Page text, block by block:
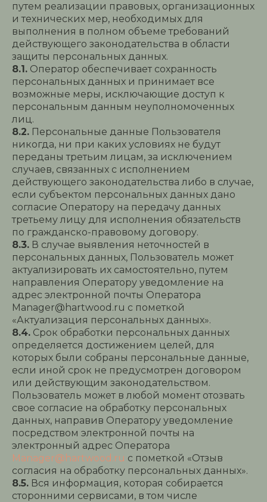
путем реализации правовых, организационных
и технических мер, необходимых для
выполнения в полном объеме требований
действующего законодательства в области
защиты персональных данных.
8.1. Оператор обеспечивает сохранность
персональных данных и принимает все
возможные меры, исключающие доступ к
персональным данным неуполномоченных
лиц.
8.2. Персональные данные Пользователя
никогда, ни при каких условиях не будут
переданы третьим лицам, за исключением
случаев, связанных с исполнением
действующего законодательства либо в случае,
если субъектом персональных данных дано
согласие Оператору на передачу данных
третьему лицу для исполнения обязательств
по гражданско-правовому договору.
8.3. В случае выявления неточностей в
персональных данных, Пользователь может
актуализировать их самостоятельно, путем
направления Оператору уведомление на
адрес электронной почты Оператора
Manager@hartwood.ru с пометкой
«Актуализация персональных данных».
8.4. Срок обработки персональных данных
определяется достижением целей, для
которых были собраны персональные данные,
если иной срок не предусмотрен договором
или действующим законодательством.
Пользователь может в любой момент отозвать
свое согласие на обработку персональных
данных, направив Оператору уведомление
посредством электронной почты на
электронный адрес Оператора
Manager@hartwood.ru с пометкой «Отзыв
согласия на обработку персональных данных».
8.5. Вся информация, которая собирается
сторонними сервисами, в том числе